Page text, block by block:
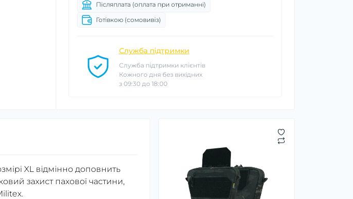
Післяплата (оплата при отриманні)
Готівкою (сомовивіз)
Служба підтримки
Служба підтримки клієнтів
Кожного дня без вихідних
з 09:30 до 18:00
XL відмінно доповнить
захист пахової частини,